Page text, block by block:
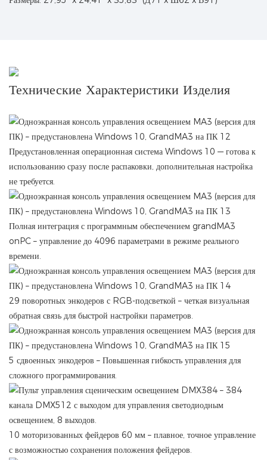
Технические Характеристики Изделия
Предустановленная операционная система Windows 10 — готова к
использованию сразу после распаковки, дополнительная настройка
не требуется.
Полная интеграция с программным обеспечением grandMA3
onPC – управление до 4096 параметрами в режиме реального
времени.
29 поворотных энкодеров с RGB-подсветкой – четкая визуальная
обратная связь для быстрой настройки параметров.
5 сдвоенных энкодеров – Повышенная гибкость управления для
сложного программирования.
10 моторизованных фейдеров 60 мм – плавное, точное управление
с возможностью сохранения положения фейдеров.